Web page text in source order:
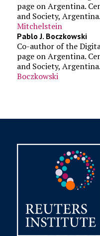
page on Argentina.
and Society, Argentina.
Mitchelstein
Pablo J. Boczkowski
Co-author of the
page on Argentina.
and Society, Argentina.
Boczkowski